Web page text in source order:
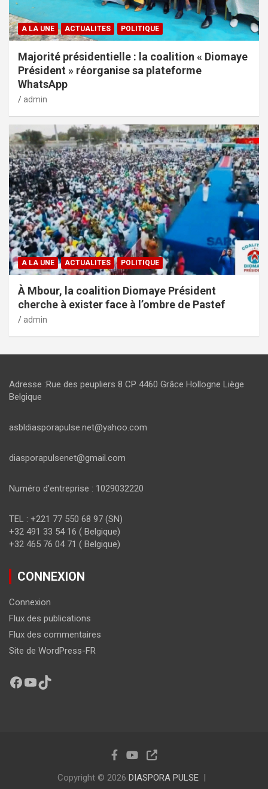
A LA UNE ACTUALITES POLITIQUE
Majorité présidentielle : la coalition « Diomaye
Président » réorganise sa plateforme
WhatsApp
admin
A LA UNE ACTUALITES POLITIQUE
À Mbour, la coalition Diomaye Président
cherche à exister face à l’ombre de Pastef
admin
Adresse :Rue des peupliers 8 CP 4460 Grâce Hollogne Liège
Belgique
asbldiasporapulse.net@yahoo.com
diasporapulsenet@gmail.com
Numéro d’entreprise : 1029032220
TEL : +221 77 550 68 97 (SN)
+32 491 33 54 16 ( Belgique)
+32 465 76 04 71 ( Belgique)
CONNEXION
Connexion
Flux des publications
Flux des commentaires
Site de WordPress-FR
Copyright © 2026 DIASPORA PULSE